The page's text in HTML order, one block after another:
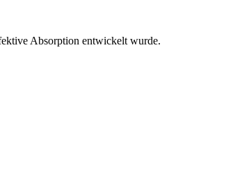
Absorption entwickelt wurde.